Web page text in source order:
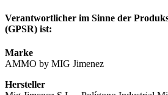
Verantwortlicher im Sinne der
(GPSR) ist:
Marke
AMMO by MIG Jimenez
Hersteller